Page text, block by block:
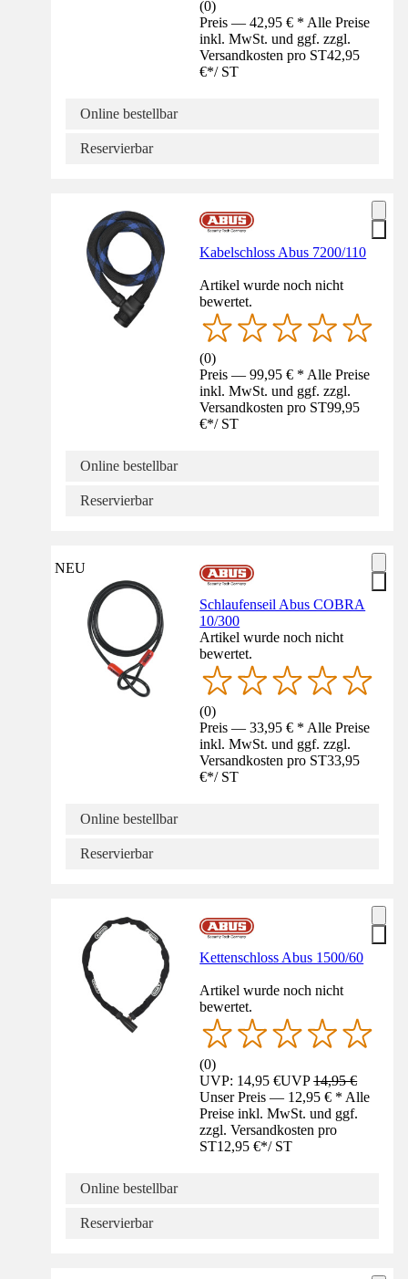
(0)
Preis — 42,95 € * Alle Preise
inkl. MwSt. und ggf. zzgl.
Versandkosten pro ST42,95
€*/ ST
Online bestellbar
Reservierbar
Kabelschloss Abus 7200/110
Artikel wurde noch nicht
bewertet.
(0)
Preis — 99,95 € * Alle Preise
inkl. MwSt. und ggf. zzgl.
Versandkosten pro ST99,95
€*/ ST
Online bestellbar
Reservierbar
NEU
Schlaufenseil Abus COBRA
10/300
Artikel wurde noch nicht
bewertet.
(0)
Preis — 33,95 € * Alle Preise
inkl. MwSt. und ggf. zzgl.
Versandkosten pro ST33,95
€*/ ST
Online bestellbar
Reservierbar
Kettenschloss Abus 1500/60
Artikel wurde noch nicht
bewertet.
(0)
UVP: 14,95 €UVP14,95 €
Unser Preis — 12,95 € * Alle
Preise inkl. MwSt. und ggf.
zzgl. Versandkosten pro
ST12,95 €*/ ST
Online bestellbar
Reservierbar